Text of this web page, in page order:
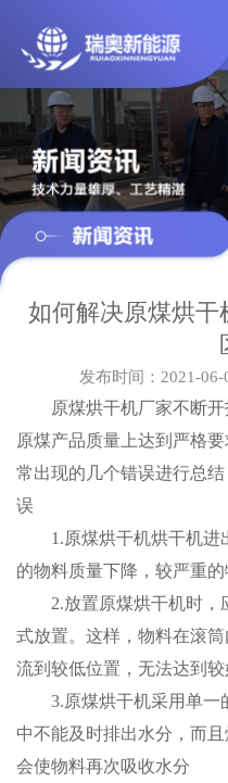
如何解决原煤烘干
发布时间：2021-06-
原煤烘干机厂家不断开
原煤产品质量上达到严格
常出现的几个错误进行总
误
1.原煤烘干机烘干机进
的物料质量下降，较严重的
2.放置原煤烘干机时，
式放置。这样，物料在滚
流到较低位置，无法达到
3.原煤烘干机采用单一
中不能及时排出水分，而
会使物料再次吸收水分